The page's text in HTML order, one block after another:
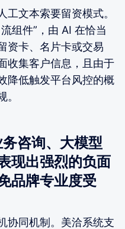
工文本索要留资模式。
组件”，由 AI 在恰当
资卡、名片卡或交易
收集客户信息，且由于
降低触发平台风控的概
咨询、大模型
现出强烈的负面
品牌专业度受
协同机制。美洽系统支